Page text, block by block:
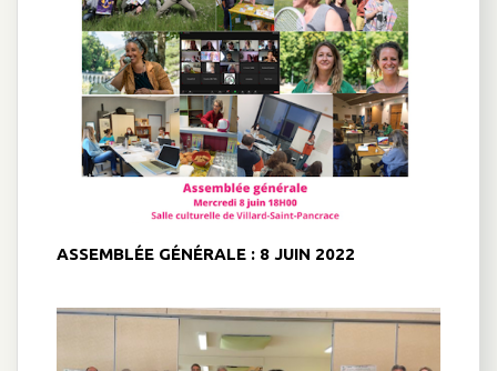
ASSEMBLÉE GÉNÉRALE : 8 JUIN 2022